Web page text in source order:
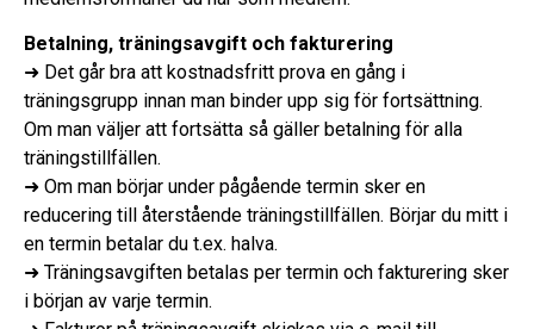
Betalning, träningsavgift och fakturering
➜ Det går bra att kostnadsfritt prova en gång i
träningsgrupp innan man binder upp sig för fortsättning.
Om man väljer att fortsätta så gäller betalning för alla
träningstillfällen.
➜ Om man börjar under pågående termin sker en
reducering till återstående träningstillfällen. Börjar du mitt i
en termin betalar du t.ex. halva.
➜ Träningsavgiften betalas per termin och fakturering sker
i början av varje termin.